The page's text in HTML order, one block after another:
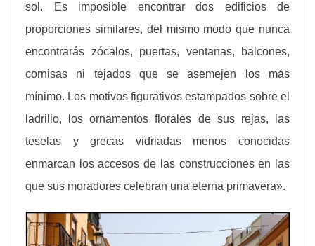
sol. Es imposible encontrar dos edificios de
proporciones similares, del mismo modo que nunca
encontrarás zócalos, puertas, ventanas, balcones,
cornisas ni tejados que se asemejen los más
mínimo. Los motivos figurativos estampados sobre el
ladrillo, los ornamentos florales de sus rejas, las
teselas y grecas vidriadas menos conocidas
enmarcan los accesos de las construcciones en las
que sus moradores celebran una eterna primavera».